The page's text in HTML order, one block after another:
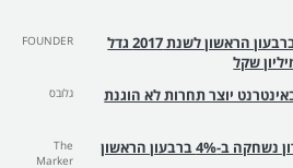
מליסרון >> ה-FFO ברבעון הראשון לשנת 2017 גדל
FOUNDER
יוצר תחרות לא הוגנת
גלובס
הרווחיות של מליסרון נשחקה ב-4% ברבעון הראשון
The
Marker